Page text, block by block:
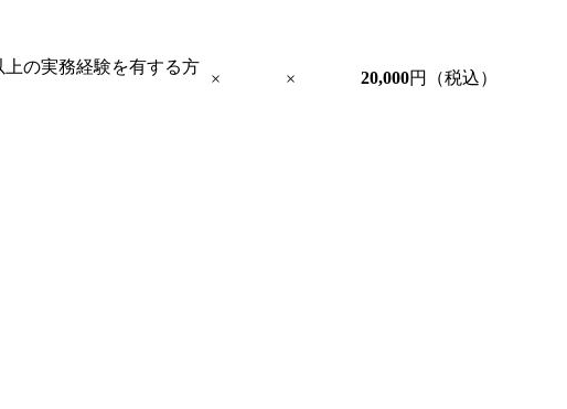
の実務経験を有する方
× × 20,000円（税込）